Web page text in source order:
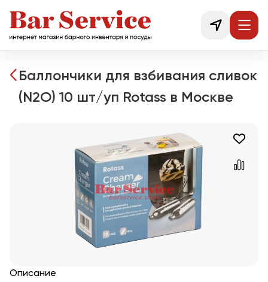
Баллончики для взбивания сливок
(N2O) 10 шт/уп Rotass в Москве
Описание